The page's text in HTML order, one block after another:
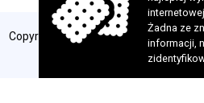
Copyright 2024 © Fundacja Szansa
zastrzeżone. Realizacja:
Żadna ze
informacji,